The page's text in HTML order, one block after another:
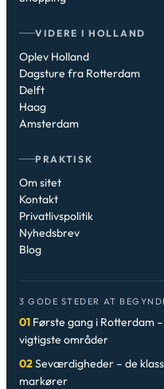
VIDERE I HOLLAND
Oplev Holland
Dagsture fra Rotterdam
Delft
Haag
Amsterdam
PRAKTISK
Om sitet
Kontakt
Privatlivspolitik
Nyhedsbrev
Blog
3 GODE STEDER AT
01 Første gang i Rotterdam
vigtigste områder
02Seværdigheder – de
markører